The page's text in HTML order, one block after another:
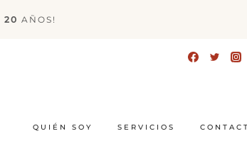
20 AÑOS!
QUIÉN SOY SERVICIOS